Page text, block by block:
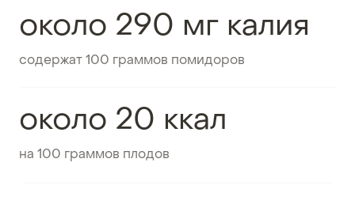
около 290 мг калия
содержат 100 граммов помидоров
около 20 ккал
на 100 граммов плодов